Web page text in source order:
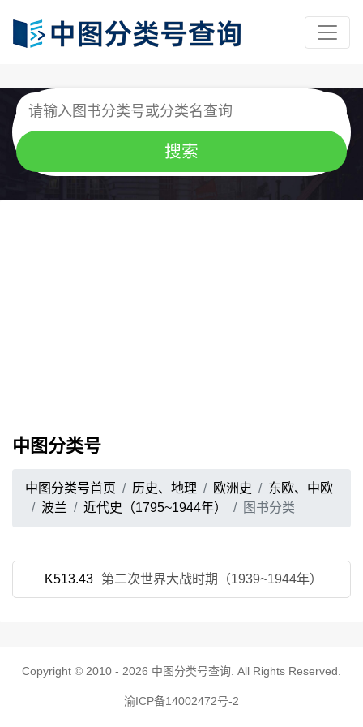
中图分类号
中图分类号首页 历史、地理 欧洲史
东欧、中欧
波兰
近代史（1795~1944年） 图书分类
K513.43 第二次世界大战时期（1939~1944年）
Copyright © 2010 - 2026 中图分类号查询 . All Rights Reserved.
渝ICP备14002472号-2